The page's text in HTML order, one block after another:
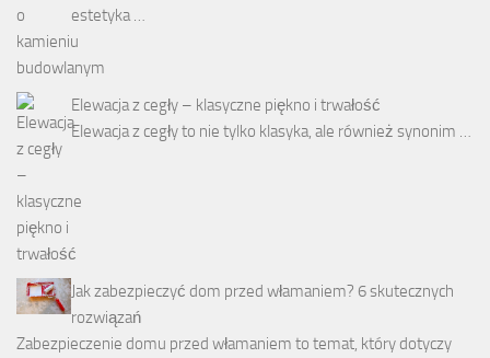
estetyka …
Elewacja z cegły – klasyczne piękno i trwałość
Elewacja z cegły to nie tylko klasyka, ale również synonim …
Jak zabezpieczyć dom przed włamaniem? 6 skutecznych
rozwiązań
Zabezpieczenie domu przed włamaniem to temat, który dotyczy